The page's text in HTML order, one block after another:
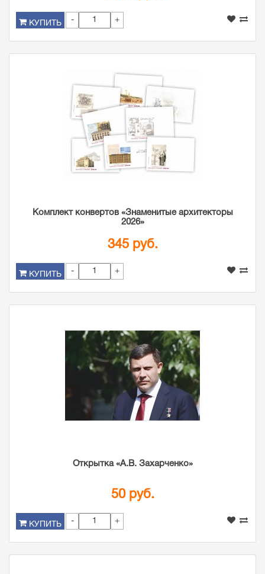
КУПИТЬ - +
Комплект конвертов «Знаменитые архитекторы
2026»
345 руб.
КУПИТЬ - +
Открытка «А.В. Захарченко»
50 руб.
КУПИТЬ - +